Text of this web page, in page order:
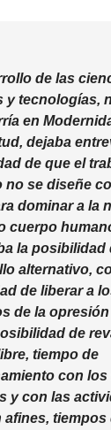
de las
y tecnologías,
en
, dejaba
de que el
no se diseñe
dominar a la
cuerpo
la posibilidad
alternativo,
de liberar a
de la
de
tiempo de
con los
y con las
afines, tiempos